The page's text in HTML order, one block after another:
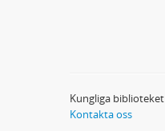
Kungliga biblioteket
Kontakta oss